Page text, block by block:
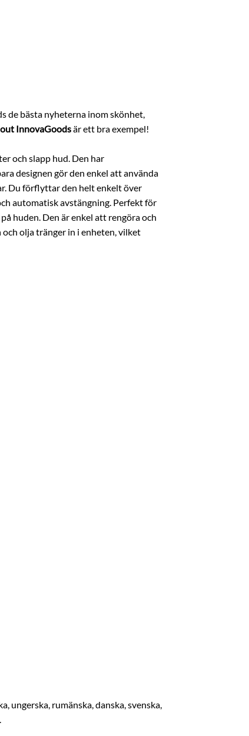
de bästa nyheterna inom skönhet,
InnovaGoodsär ett bra exempel!
och slapp hud. Den har
designen gör den enkel att använda
Du förflyttar den helt enkelt över
automatisk avstängning. Perfekt för
huden. Den är enkel att rengöra och
olja tränger in i enheten, vilket
ungerska, rumänska, danska, svenska,